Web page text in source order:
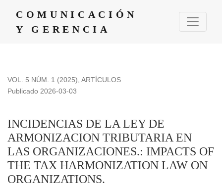
COMUNICACIÓN
Y GERENCIA
VOL. 5 NÚM. 1 (2025), ARTÍCULOS
INCIDENCIAS DE LA LEY DE
ARMONIZACION TRIBUTARIA EN
LAS ORGANIZACIONES.: IMPACTS OF
THE TAX HARMONIZATION LAW ON
ORGANIZATIONS.
Publicado 2026-03-03